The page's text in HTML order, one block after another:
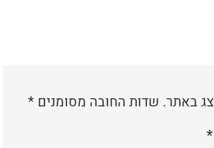
באתר. שדות החובה מסומנים*
*